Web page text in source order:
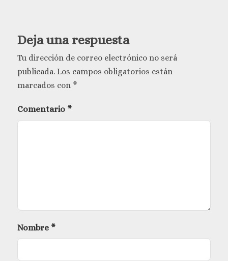
Deja una respuesta
Tu dirección de correo electrónico no será
publicada. Los campos obligatorios están
marcados con *
Comentario *
Nombre *